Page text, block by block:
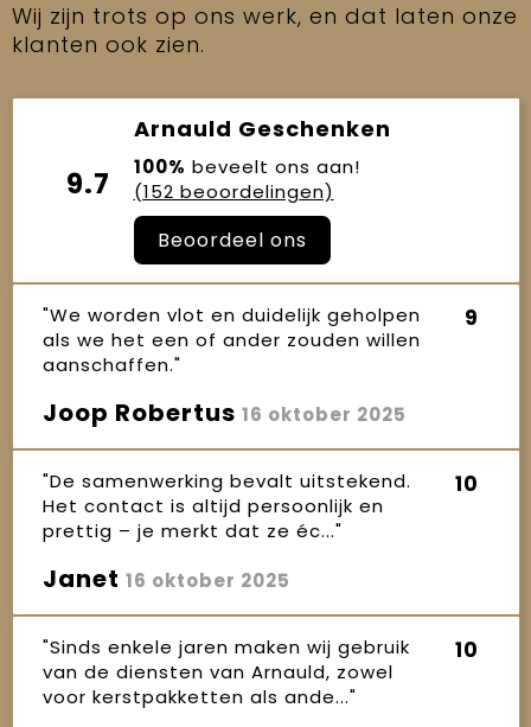
Wij zijn trots op ons werk, en dat laten onze
klanten ook zien.
9.7
Arnauld Geschenken
100% beveelt ons aan!
(152 beoordelingen)
Beoordeel ons
"We worden vlot en duidelijk geholpen
als we het een of ander zouden willen
aanschaffen."
9
Joop Robertus 16 oktober 2025
"De samenwerking bevalt uitstekend.
Het contact is altijd persoonlijk en
prettig – je merkt dat ze éc..."
10
Janet 16 oktober 2025
"Sinds enkele jaren maken wij gebruik
van de diensten van Arnauld, zowel
voor kerstpakketten als ande..."
10